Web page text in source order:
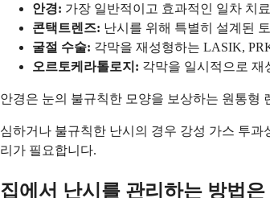
안경: 가장 일반적이고 효과적인 일차 치
콘택트렌즈: 난시를 위해 특별히 설계된
굴절 수술: 각막을 재성형하는 LASIK,
오르토케라톨로지: 각막을 일시적으로 재
안경은 눈의 불규칙한 모양을 보상하는 원통형
심하거나 불규칙한 난시의 경우 강성 가스 투
리가 필요합니다.
집에서 난시를 관리하는 방법